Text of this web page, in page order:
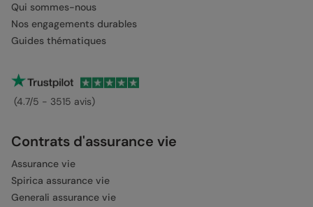
Qui sommes-nous
Nos engagements durables
Guides thématiques
(4.7/5 - 3515 avis)
Contrats d'assurance vie
Assurance vie
Spirica assurance vie
Generali assurance vie